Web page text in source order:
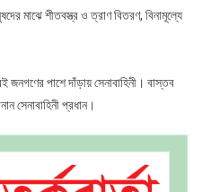
মাঝে শীতবস্ত্র ও ত্রাণ বিতরণ, বিনামূল্যে
জনগণের পাশে দাঁড়ায় সেনাবাহিনী। বাস্তব
সেনাবাহিনী প্রধান।